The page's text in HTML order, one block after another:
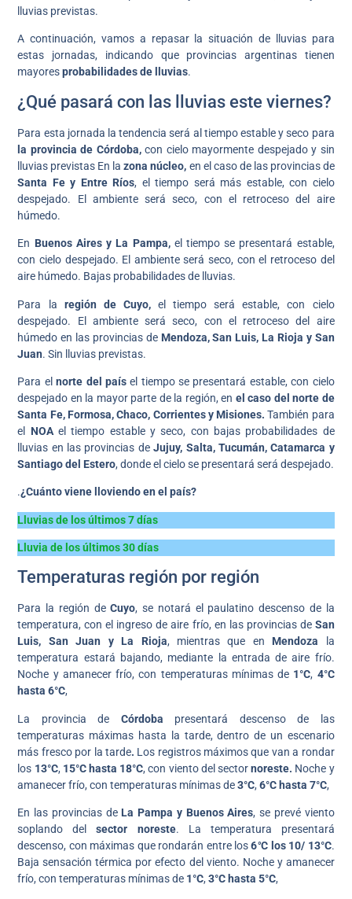
lluvias previstas.
A continuación, vamos a repasar la situación de lluvias para
estas jornadas, indicando que provincias argentinas tienen
mayoresprobabilidades de lluvias.
¿Qué pasará con las lluvias este viernes?
Para esta jornada la tendencia será al tiempo estable y seco para
la provincia de Córdoba,con cielo mayormente despejado y sin
lluvias previstas En lazona núcleo, en el caso de las provincias de
Santa Fe y Entre Ríos, el tiempo será más estable, con cielo
despejado. El ambiente será seco, con el retroceso del aire
húmedo.
En Buenos Aires y La Pampa, el tiempo se presentará estable,
con cielo despejado. El ambiente será seco, con el retroceso del
aire húmedo. Bajas probabilidades de lluvias.
Para la región de Cuyo,el tiempo será estable, con cielo
despejado. El ambiente será seco, con el retroceso del aire
húmedo en las provincias de Mendoza, San Luis, La Rioja y San
Juan. Sin lluvias previstas.
Para elnorte del paísel tiempo se presentará estable, con cielo
despejado en la mayor parte de la región, en el caso del norte de
Santa Fe, Formosa, Chaco, Corrientes y Misiones.También para
el NOAel tiempo estable y seco, con bajas probabilidades de
lluvias en las provincias deJujuy, Salta, Tucumán, Catamarca y
Santiago del Estero, donde el cielo se presentará será despejado.
.¿Cuánto viene lloviendo en el país?
Lluvias de los últimos 7 días
Lluvia de los últimos 30 días
Temperaturas región por región
Para la región deCuyo, se notará el paulatino descenso de la
temperatura, con el ingreso de aire frío, en las provincias de San
Luis, San Juan y La Rioja, mientras que en Mendoza la
temperatura estará bajando, mediante la entrada de aire frío.
Noche y amanecer frío, con temperaturas mínimas de 1°C, 4°C
hasta 6°C,
La provincia de Córdoba presentará descenso de las
temperaturas máximas hasta la tarde, dentro de un escenario
más fresco por la tarde. Los registros máximos que van a rondar
los 13°C, 15°C hasta 18°C, con viento del sectornoreste. Noche y
amanecer frío, con temperaturas mínimas de3°C,6°C hasta 7°C,
En las provincias de La Pampa y Buenos Aires, se prevé viento
soplando delsector noreste. La temperatura presentará
descenso, con máximas que rondarán entre los6°C los 10/ 13°C.
Baja sensación térmica por efecto del viento. Noche y amanecer
frío, con temperaturas mínimas de 1°C,3°C hasta 5°C,